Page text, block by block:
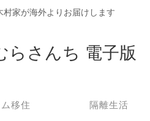
村家が海外よりお届けします
らさんち 電子版
移住 隔離生活